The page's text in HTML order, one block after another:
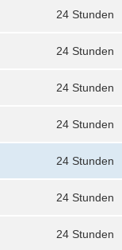
24 Stunden
24 Stunden
24 Stunden
24 Stunden
24 Stunden
24 Stunden
24 Stunden